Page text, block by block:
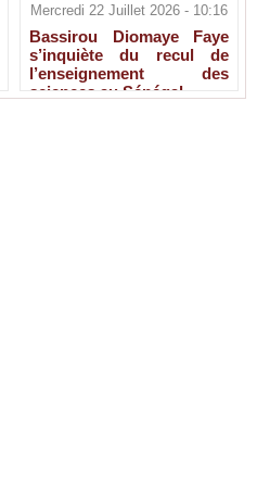
Mercredi 22 Juillet 2026 - 10:16
Bassirou Diomaye Faye
s’inquiète du recul de
l’enseignement des
sciences au Sénégal